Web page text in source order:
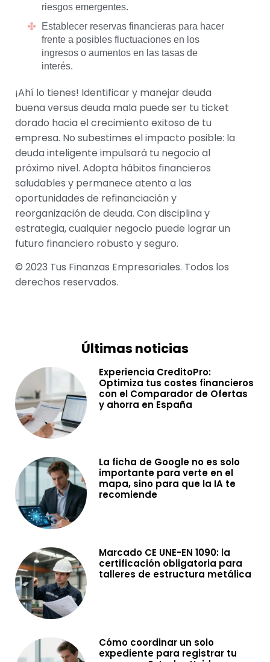
riesgos emergentes.
Establecer reservas financieras para hacer
frente a posibles fluctuaciones en los
ingresos o aumentos en las tasas de
interés.
¡Ahí lo tienes! Identificar y manejar deuda
buena versus deuda mala puede ser tu ticket
dorado hacia el crecimiento exitoso de tu
empresa. No subestimes el impacto posible: la
deuda inteligente impulsará tu negocio al
próximo nivel. Adopta hábitos financieros
saludables y permanece atento a las
oportunidades de refinanciación y
reorganización de deuda. Con disciplina y
estrategia, cualquier negocio puede lograr un
futuro financiero robusto y seguro.
© 2023 Tus Finanzas Empresariales. Todos los
derechos reservados.
Últimas noticias
Experiencia CreditoPro:
Optimiza tus costes financieros
con el Comparador de Ofertas
y ahorra en España
La ficha de Google no es solo
importante para verte en el
mapa, sino para que la IA te
recomiende
Marcado CE UNE-EN 1090: la
certificación obligatoria para
talleres de estructura metálica
Cómo coordinar un solo
expediente para registrar tu